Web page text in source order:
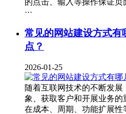
的点击、输入等操作保证
···
常见的网站建设方式有
点？
2026-01-25
随着互联网技术的不断发
象、获取客户和开展业务
在成本、周期、功能扩展